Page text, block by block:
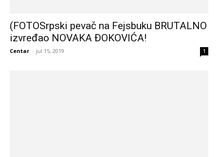
(FOTOSrpski pevač na Fejsbuku BRUTALNO
izvređao NOVAKA ĐOKOVIĆA!
Centar - jul 15, 2019 1